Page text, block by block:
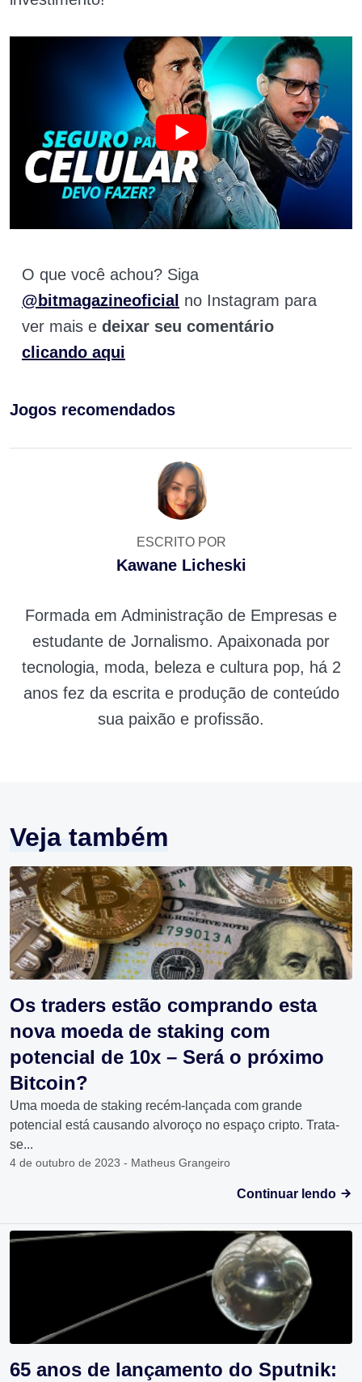
O que você achou? Siga
@bitmagazineoficial no Instagram para
ver mais e deixar seu comentário
clicando aqui
Jogos recomendados
ESCRITO POR
Kawane Licheski
Formada em Administração de Empresas e
estudante de Jornalismo. Apaixonada por
tecnologia, moda, beleza e cultura pop, há 2
anos fez da escrita e produção de conteúdo
sua paixão e profissão.
Veja também
Os traders estão comprando esta
nova moeda de staking com
potencial de 10x – Será o próximo
Bitcoin?
Uma moeda de staking recém-lançada com grande
potencial está causando alvoroço no espaço cripto. Trata-
se...
4 de outubro de 2023 - Matheus Grangeiro
Continuar lendo
65 anos de lançamento do Sputnik: